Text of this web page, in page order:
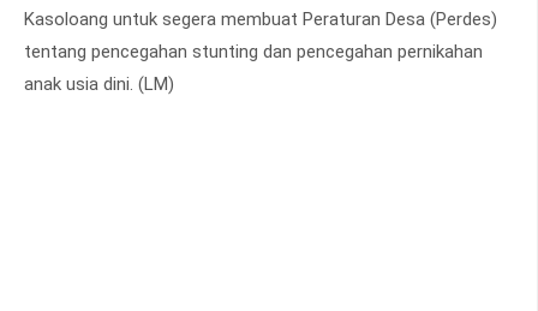
Kasoloang untuk segera membuat Peraturan Desa (Perdes)
tentang pencegahan stunting dan pencegahan pernikahan
anak usia dini. (LM)